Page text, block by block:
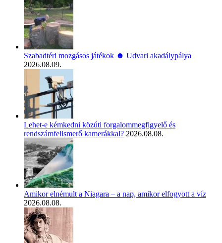
Szabadtéri mozgásos játékok ☻ Udvari akadálypálya
2026.08.09.
Lehet-e kémkedni közúti forgalommegfigyelő és
rendszámfelismerő kamerákkal? 2026.08.08.
Amikor elnémult a Niagara – a nap, amikor elfogyott a víz
2026.08.08.